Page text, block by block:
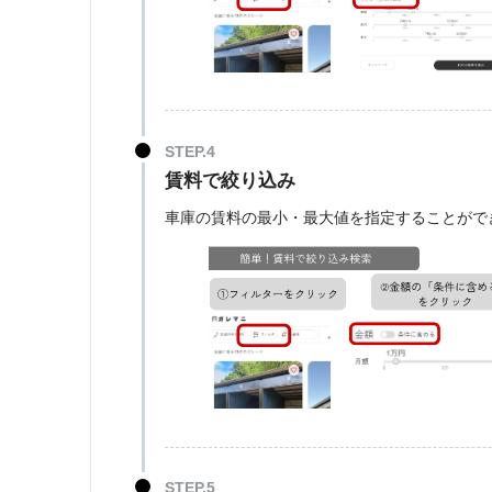
賃料で絞り込み
車庫の賃料の最小・最大値を指定することがで